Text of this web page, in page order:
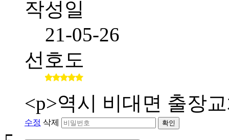
작성일
21-05-26
선호도
<p>역시 비대면 출장
수정 삭제 확인